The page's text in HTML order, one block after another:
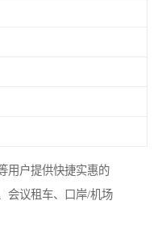
用户提供快捷实惠的
会议租车、口岸/机场